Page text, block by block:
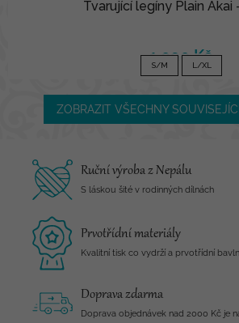
Tvarující legíny Plain Akai
1 090 Kč
S/M L/XL
ZOBRAZIT VŠECHNY
Ruční výroba z Nepálu
S láskou šité v rodinných dílnách
Prvotřídní materiály
Kvalitní tisk co vydrží a prvotřídní
Doprava zdarma
Doprava objednávek nad 2000 Kč je